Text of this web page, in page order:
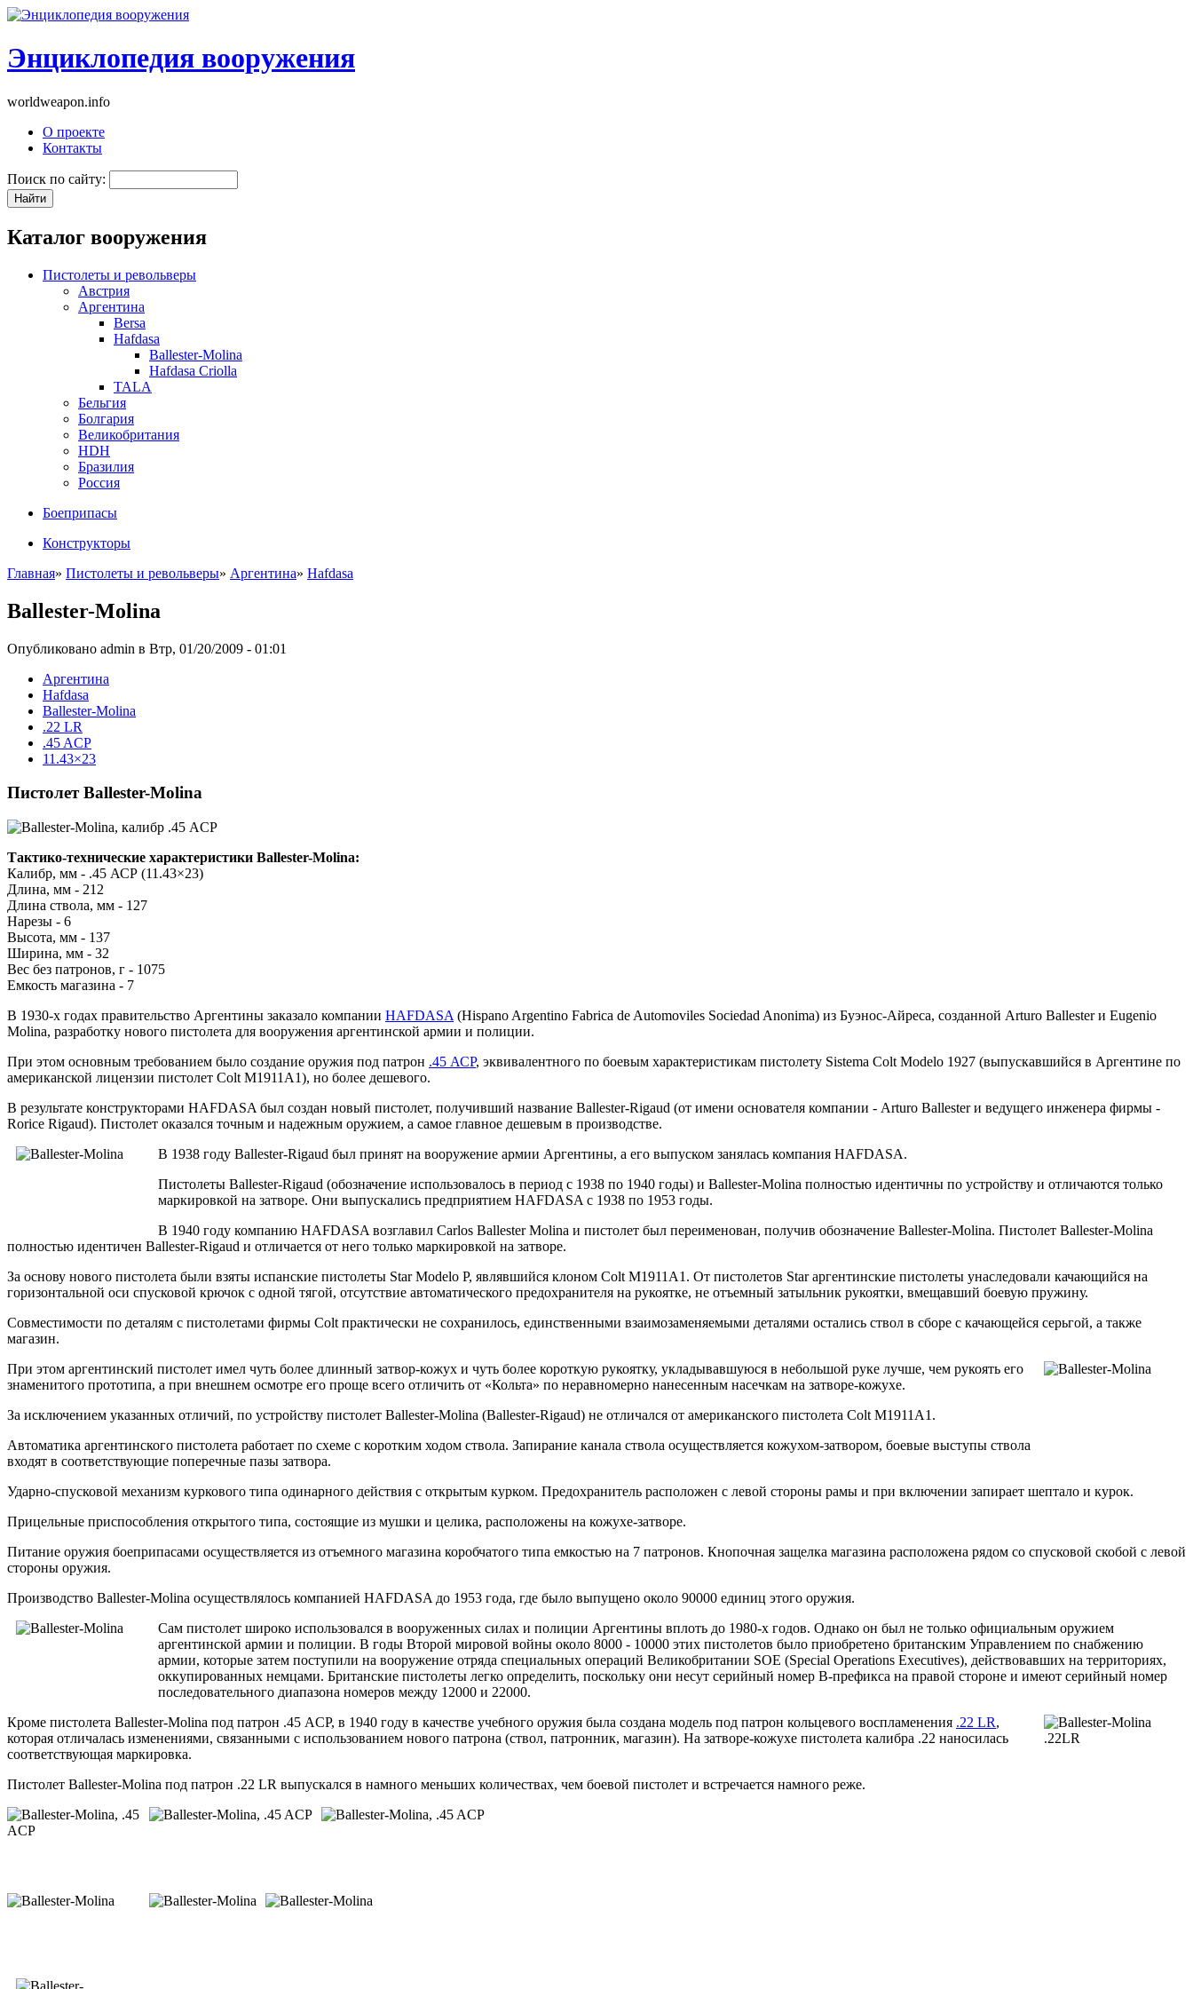
Энциклопедия вооружения
worldweapon.info
О проекте
Контакты
Поиск по сайту:
Каталог вооружения
Пистолеты и револьверы
Австрия
Аргентина
Bersa
Hafdasa
Ballester-Molina
Hafdasa Criolla
TALA
Бельгия
Болгария
Великобритания
HDH
Бразилия
Россия
Боеприпасы
Конструкторы
Главная» Пистолеты и револьверы» Аргентина» Hafdasa
Ballester-Molina
Опубликовано admin в Втр, 01/20/2009 - 01:01
Аргентина
Hafdasa
Ballester-Molina
.22 LR
.45 ACP
11.43×23
Пистолет Ballester-Molina
Тактико-технические характеристики Ballester-Molina:
Калибр, мм - .45 АСР (11.43×23)
Длина, мм - 212
Длина ствола, мм - 127
Нарезы - 6
Высота, мм - 137
Ширина, мм - 32
Вес без патронов, г - 1075
Емкость магазина - 7
В 1930-х годах правительство Аргентины заказало компании HAFDASA (Hispano Argentino Fabrica de Automoviles Sociedad Anonima) из Буэнос-Айреса, созданной Arturo Ballester и Eugenio
Molina, разработку нового пистолета для вооружения аргентинской армии и полиции.
При этом основным требованием было создание оружия под патрон .45 АСР, эквивалентного по боевым характеристикам пистолету Sistema Colt Modelo 1927 (выпускавшийся в Аргентине по
американской лицензии пистолет Colt M1911A1), но более дешевого.
В результате конструкторами HAFDASA был создан новый пистолет, получивший название Ballester-Rigaud (от имени основателя компании - Arturo Ballester и ведущего инженера фирмы -
Rorice Rigaud). Пистолет оказался точным и надежным оружием, а самое главное дешевым в производстве.
В 1938 году Ballester-Rigaud был принят на вооружение армии Аргентины, а его выпуском занялась компания HAFDASA.
Пистолеты Ballester-Rigaud (обозначение использовалось в период с 1938 по 1940 годы) и Ballester-Molina полностью идентичны по устройству и отличаются только
маркировкой на затворе. Они выпускались предприятием HAFDASA с 1938 по 1953 годы.
В 1940 году компанию HAFDASA возглавил Carlos Ballester Molina и пистолет был переименован, получив обозначение Ballester-Molina. Пистолет Ballester-Molina
полностью идентичен Ballester-Rigaud и отличается от него только маркировкой на затворе.
За основу нового пистолета были взяты испанские пистолеты Star Modelo P, являвшийся клоном Colt M1911A1. От пистолетов Star аргентинские пистолеты унаследовали качающийся на
горизонтальной оси спусковой крючок с одной тягой, отсутствие автоматического предохранителя на рукоятке, не отъемный затыльник рукоятки, вмещавший боевую пружину.
Совместимости по деталям с пистолетами фирмы Colt практически не сохранилось, единственными взаимозаменяемыми деталями остались ствол в сборе с качающейся серьгой, а также
магазин.
При этом аргентинский пистолет имел чуть более длинный затвор-кожух и чуть более короткую рукоятку, укладывавшуюся в небольшой руке лучше, чем рукоять его
знаменитого прототипа, а при внешнем осмотре его проще всего отличить от «Кольта» по неравномерно нанесенным насечкам на затворе-кожухе.
За исключением указанных отличий, по устройству пистолет Ballester-Molina (Ballester-Rigaud) не отличался от американского пистолета Colt M1911A1.
Автоматика аргентинского пистолета работает по схеме с коротким ходом ствола. Запирание канала ствола осуществляется кожухом-затвором, боевые выступы ствола
входят в соответствующие поперечные пазы затвора.
Ударно-спусковой механизм куркового типа одинарного действия с открытым курком. Предохранитель расположен с левой стороны рамы и при включении запирает шептало и курок.
Прицельные приспособления открытого типа, состоящие из мушки и целика, расположены на кожухе-затворе.
Питание оружия боеприпасами осуществляется из отъемного магазина коробчатого типа емкостью на 7 патронов. Кнопочная защелка магазина расположена рядом со спусковой скобой с левой
стороны оружия.
Производство Ballester-Molina осуществлялось компанией HAFDASA до 1953 года, где было выпущено около 90000 единиц этого оружия.
Сам пистолет широко использовался в вооруженных силах и полиции Аргентины вплоть до 1980-х годов. Однако он был не только официальным оружием
аргентинской армии и полиции. В годы Второй мировой войны около 8000 - 10000 этих пистолетов было приобретено британским Управлением по снабжению
армии, которые затем поступили на вооружение отряда специальных операций Великобритании SOE (Special Operations Executives), действовавших на территориях,
оккупированных немцами. Британские пистолеты легко определить, поскольку они несут серийный номер B-префикса на правой стороне и имеют серийный номер
последовательного диапазона номеров между 12000 и 22000.
Кроме пистолета Ballester-Molina под патрон .45 ACP, в 1940 году в качестве учебного оружия была создана модель под патрон кольцевого воспламенения .22 LR,
которая отличалась изменениями, связанными с использованием нового патрона (ствол, патронник, магазин). На затворе-кожухе пистолета калибра .22 наносилась
соответствующая маркировка.
Пистолет Ballester-Molina под патрон .22 LR выпускался в намного меньших количествах, чем боевой пистолет и встречается намного реже.